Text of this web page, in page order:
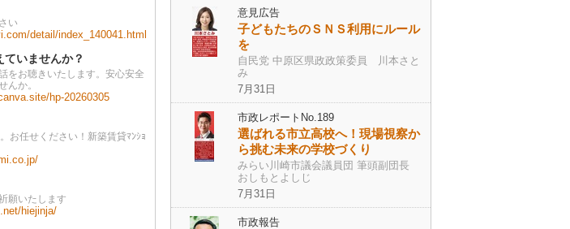
い
detail/index_140041.html
いませんか？
をお聴きいたします。安心安全
んか。
hp-20260305
お任せください！新築賃貸ﾏﾝｼｮ
願いたします
hiejinja/
意見広告
子どもたちのＳＮＳ利用にルール
を
自民党 中原区県政政策委員 川本さと
み
7月31日
市政レポートNo.189
選ばれる市立高校へ！現場視察か
ら挑む未来の学校づくり
みらい川崎市議会議員団 筆頭副団長
おしもとよしじ
7月31日
市政報告